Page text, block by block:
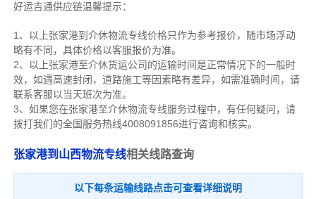
好运吉通供应链温馨提示：
1、以上张家港到介休物流专线价格只作为参考报价，随市场浮动
略有不同，具体价格以客服报价为准。
2、以上张家港至介休货运公司的运输时间是正常情况下的一般时
效，如遇高速封闭，道路施工等因素略有差异，如需准确时间，请
联系客服以当天班次为准。
3、如果您在张家港至介休物流专线服务过程中，有任何疑问，请
拨打我们的全国服务热线4008091856进行咨询和核实。
张家港到山西物流专线相关线路查询
以下每条运输线路点击可查看详细说明